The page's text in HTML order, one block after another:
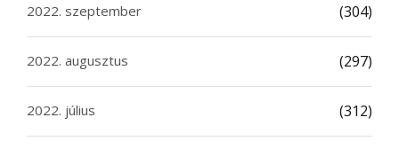
2022. szeptember (304)
2022. augusztus (297)
2022. július (312)